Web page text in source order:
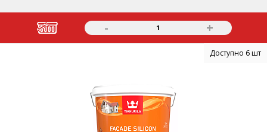
- 1 +
Доступно 6 шт